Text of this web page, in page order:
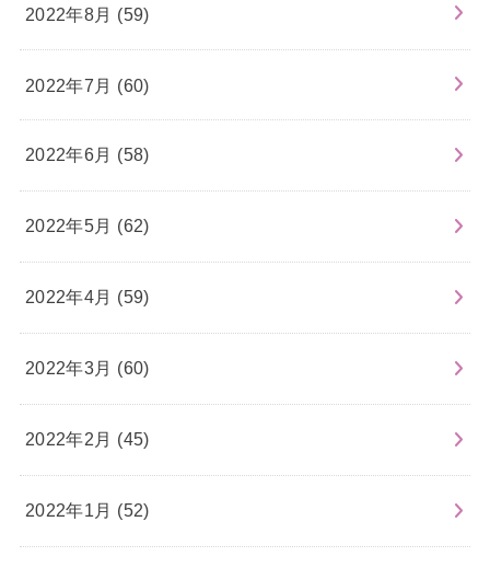
2022年8月 (59)
2022年7月 (60)
2022年6月 (58)
2022年5月 (62)
2022年4月 (59)
2022年3月 (60)
2022年2月 (45)
2022年1月 (52)